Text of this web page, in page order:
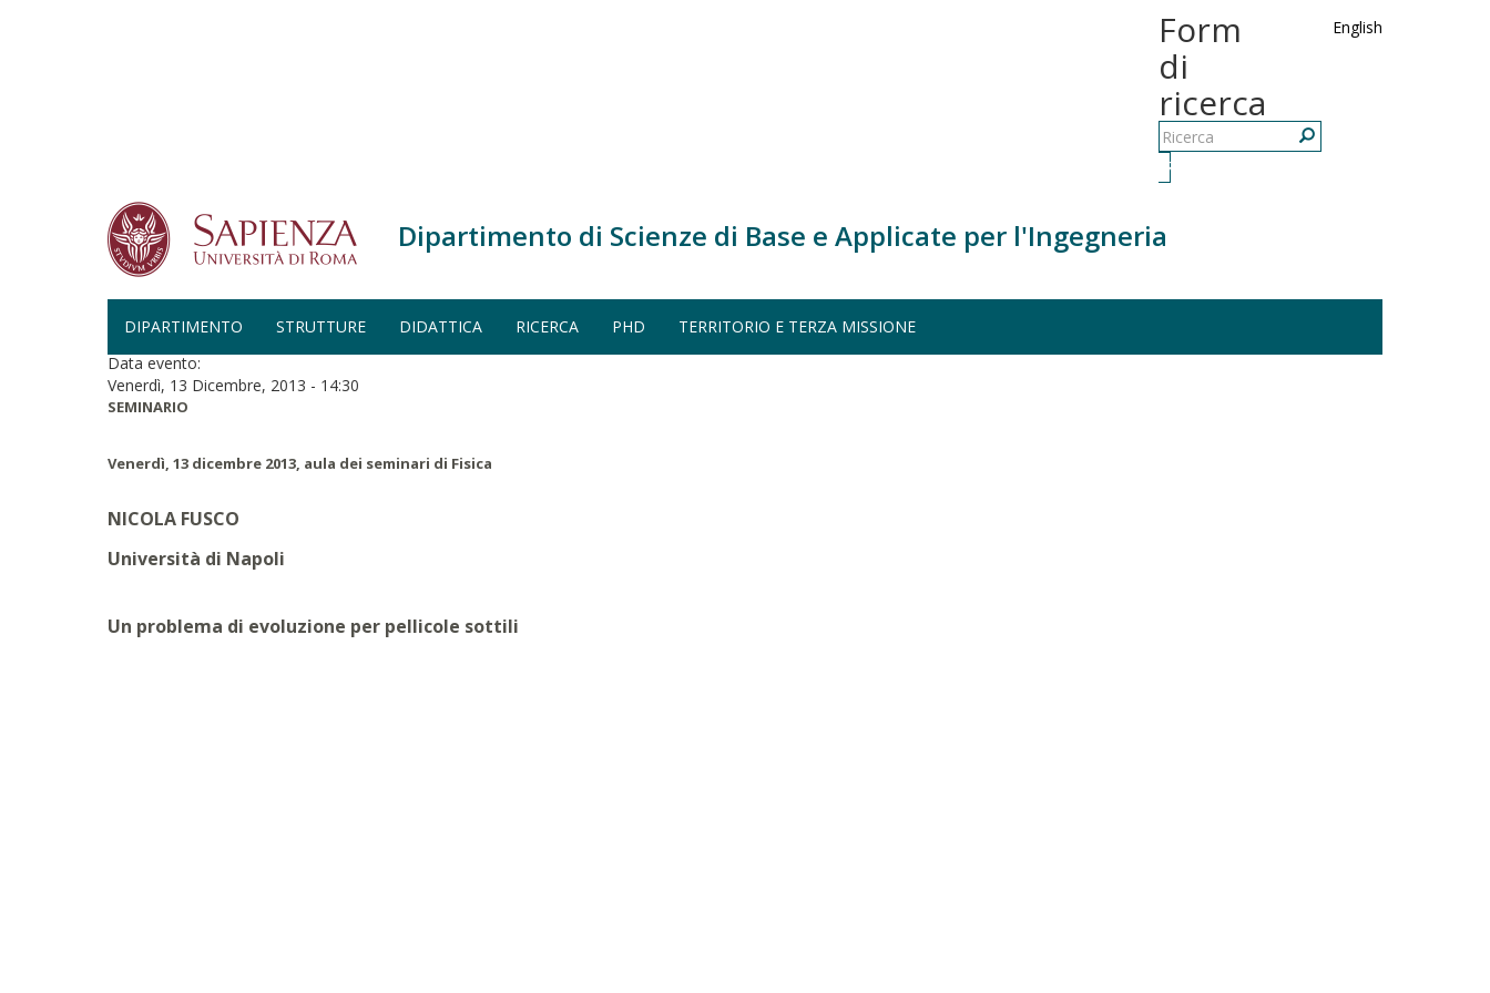
Salta al contenuto principale
English
Form
di
ricerca
Ricerca
Dipartimento di Scienze di Base e Applicate per l'Ingegneria
DIPARTIMENTO STRUTTURE DIDATTICA RICERCA PHD TERRITORIO E TERZA MISSIONE
Home
SEMINARIO
Data evento:
Venerdì, 13 Dicembre, 2013 - 14:30
SEMINARIO
Venerdì, 13 dicembre 2013, aula dei seminari di Fisica
NICOLA FUSCO
Università di Napoli
Un problema di evoluzione per pellicole sottili